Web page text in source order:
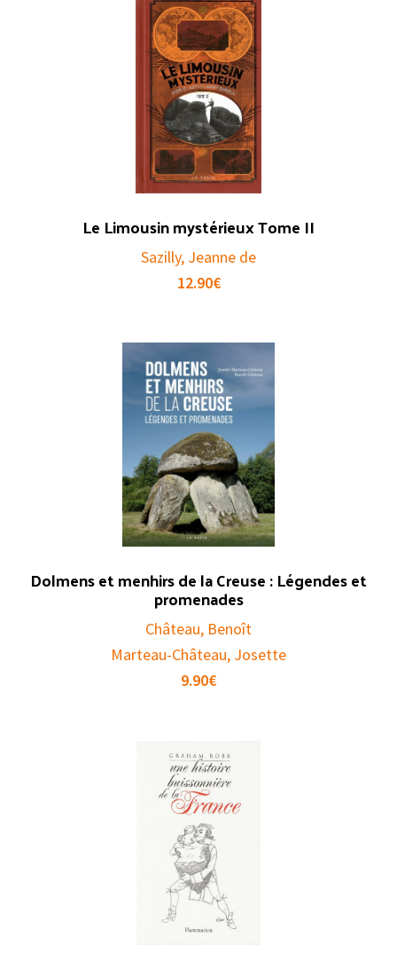
Le Limousin mystérieux Tome II
Sazilly, Jeanne de
12.90€
Dolmens et menhirs de la Creuse : Légendes et
promenades
Château, Benoît
Marteau-Château, Josette
9.90€